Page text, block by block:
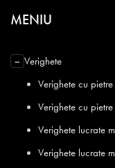
MENIU
− Verighete
Verighete cu
Verighete cu
Verighete lucrate
Verighete lucrate